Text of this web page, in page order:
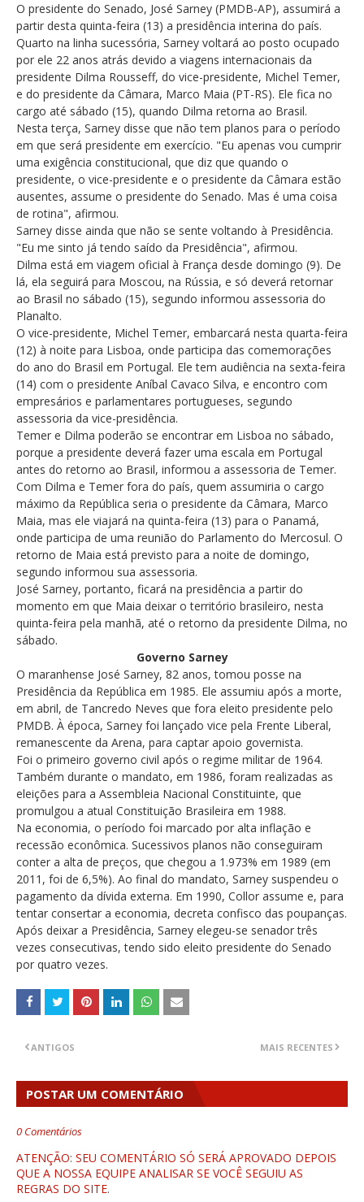
O presidente do Senado, José Sarney (PMDB-AP), assumirá a
partir desta quinta-feira (13) a presidência interina do país.
Quarto na linha sucessória, Sarney voltará ao posto ocupado
por ele 22 anos atrás devido a viagens internacionais da
presidente Dilma Rousseff, do vice-presidente, Michel Temer,
e do presidente da Câmara, Marco Maia (PT-RS). Ele fica no
cargo até sábado (15), quando Dilma retorna ao Brasil.
Nesta terça, Sarney disse que não tem planos para o período
em que será presidente em exercício. "Eu apenas vou cumprir
uma exigência constitucional, que diz que quando o
presidente, o vice-presidente e o presidente da Câmara estão
ausentes, assume o presidente do Senado. Mas é uma coisa
de rotina", afirmou.
Sarney disse ainda que não se sente voltando à Presidência.
"Eu me sinto já tendo saído da Presidência", afirmou.
Dilma está em viagem oficial à França desde domingo (9). De
lá, ela seguirá para Moscou, na Rússia, e só deverá retornar
ao Brasil no sábado (15), segundo informou assessoria do
Planalto.
O vice-presidente, Michel Temer, embarcará nesta quarta-feira
(12) à noite para Lisboa, onde participa das comemorações
do ano do Brasil em Portugal. Ele tem audiência na sexta-feira
(14) com o presidente Aníbal Cavaco Silva, e encontro com
empresários e parlamentares portugueses, segundo
assessoria da vice-presidência.
Temer e Dilma poderão se encontrar em Lisboa no sábado,
porque a presidente deverá fazer uma escala em Portugal
antes do retorno ao Brasil, informou a assessoria de Temer.
Com Dilma e Temer fora do país, quem assumiria o cargo
máximo da República seria o presidente da Câmara, Marco
Maia, mas ele viajará na quinta-feira (13) para o Panamá,
onde participa de uma reunião do Parlamento do Mercosul. O
retorno de Maia está previsto para a noite de domingo,
segundo informou sua assessoria.
José Sarney, portanto, ficará na presidência a partir do
momento em que Maia deixar o território brasileiro, nesta
quinta-feira pela manhã, até o retorno da presidente Dilma, no
sábado.
Governo Sarney
O maranhense José Sarney, 82 anos, tomou posse na
Presidência da República em 1985. Ele assumiu após a morte,
em abril, de Tancredo Neves que fora eleito presidente pelo
PMDB. À época, Sarney foi lançado vice pela Frente Liberal,
remanescente da Arena, para captar apoio governista.
Foi o primeiro governo civil após o regime militar de 1964.
Também durante o mandato, em 1986, foram realizadas as
eleições para a Assembleia Nacional Constituinte, que
promulgou a atual Constituição Brasileira em 1988.
Na economia, o período foi marcado por alta inflação e
recessão econômica. Sucessivos planos não conseguiram
conter a alta de preços, que chegou a 1.973% em 1989 (em
2011, foi de 6,5%). Ao final do mandato, Sarney suspendeu o
pagamento da dívida externa. Em 1990, Collor assume e, para
tentar consertar a economia, decreta confisco das poupanças.
Após deixar a Presidência, Sarney elegeu-se senador três
vezes consecutivas, tendo sido eleito presidente do Senado
por quatro vezes.
MAIS RECENTES
ANTIGOS
POSTAR UM COMENTÁRIO
0 Comentários
ATENÇÃO: SEU COMENTÁRIO SÓ SERÁ APROVADO DEPOIS
QUE A NOSSA EQUIPE ANALISAR SE VOCÊ SEGUIU AS
REGRAS DO SITE.